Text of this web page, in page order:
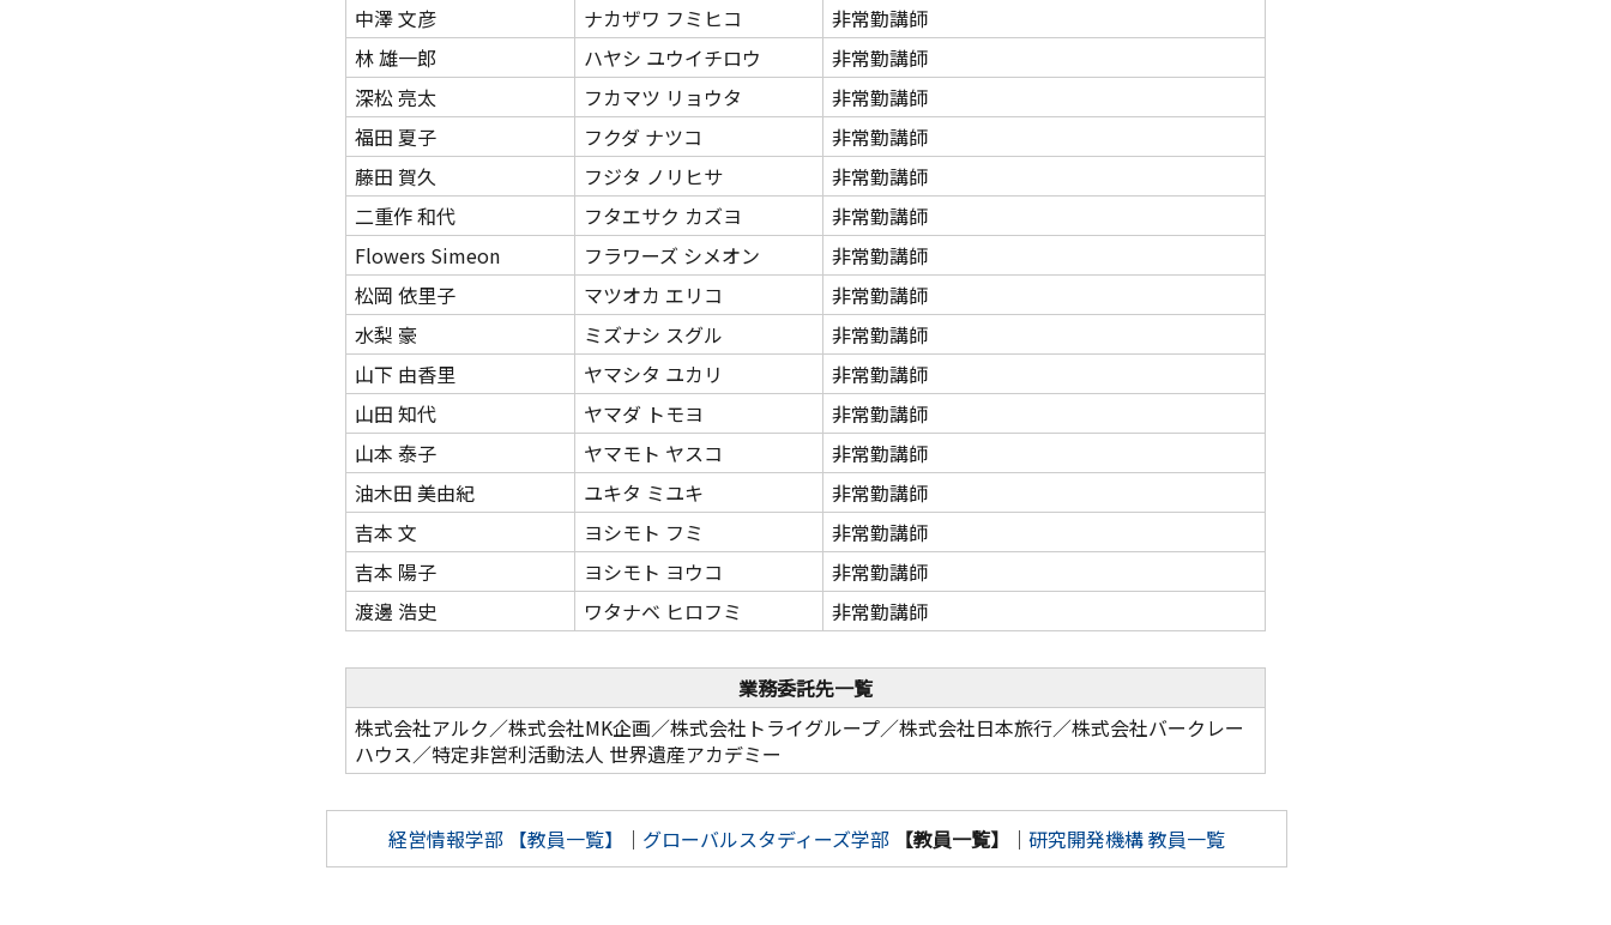
中澤 文彦
ナカザワ フミヒコ
非常勤講師
林 雄一郎
ハヤシ ユウイチロウ
非常勤講師
深松 亮太
フカマツ リョウタ
非常勤講師
福田 夏子
フクダ ナツコ
非常勤講師
藤田 賀久
フジタ ノリヒサ
非常勤講師
二重作 和代
フタエサク カズヨ
非常勤講師
Flowers Simeon
フラワーズ シメオン
非常勤講師
松岡 依里子
マツオカ エリコ
非常勤講師
水梨 豪
ミズナシ スグル
非常勤講師
山下 由香里
ヤマシタ ユカリ
非常勤講師
山田 知代
ヤマダ トモヨ
非常勤講師
山本 泰子
ヤマモト ヤスコ
非常勤講師
油木田 美由紀
ユキタ ミユキ
非常勤講師
吉本 文
ヨシモト フミ
非常勤講師
吉本 陽子
ヨシモト ヨウコ
非常勤講師
渡邊 浩史
ワタナベ ヒロフミ 非常勤講師
業務委託先一覧
株式会社アルク／株式会社MK企画／株式会社トライグループ／株式会社日本旅行／株式会社バークレー
ハウス／特定非営利活動法人 世界遺産アカデミー
経営情報学部 【教員一覧】 ｜ グローバルスタディーズ学部 【教員一覧】 ｜ 研究開発機構 教員一覧